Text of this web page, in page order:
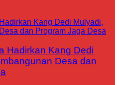
Hadirkan Kang Dedi
Desa dan